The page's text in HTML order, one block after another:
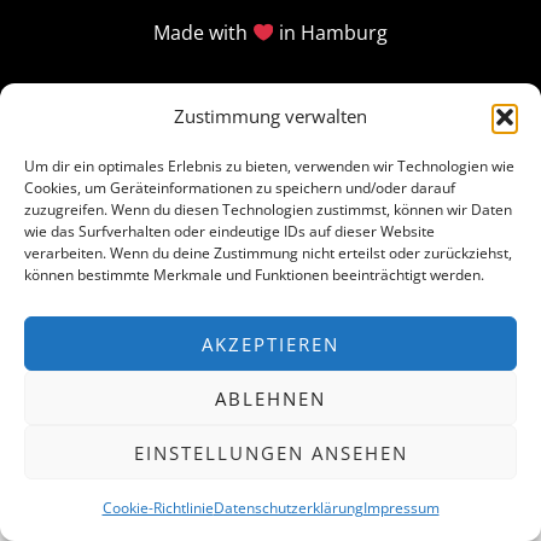
Zustimmung verwalten
Um dir ein optimales Erlebnis zu bieten, verwenden wir Technologien wie
Cookies, um Geräteinformationen zu speichern und/oder darauf
zuzugreifen. Wenn du diesen Technologien zustimmst, können wir Daten
wie das Surfverhalten oder eindeutige IDs auf dieser Website
verarbeiten. Wenn du deine Zustimmung nicht erteilst oder zurückziehst,
können bestimmte Merkmale und Funktionen beeinträchtigt werden.
AKZEPTIEREN
ABLEHNEN
EINSTELLUNGEN ANSEHEN
Cookie-RichtlinieDatenschutzerklärungImpressum
Made with in Hamburg